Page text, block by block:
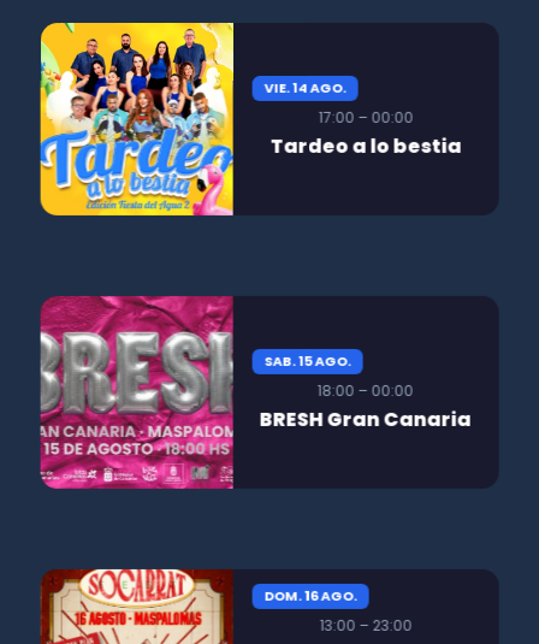
VIE. 14 AGO.
17:00 – 00:00
Tardeo a lo bestia
SAB. 15 AGO.
18:00 – 00:00
BRESH Gran Canaria
DOM. 16 AGO.
13:00 – 23:00